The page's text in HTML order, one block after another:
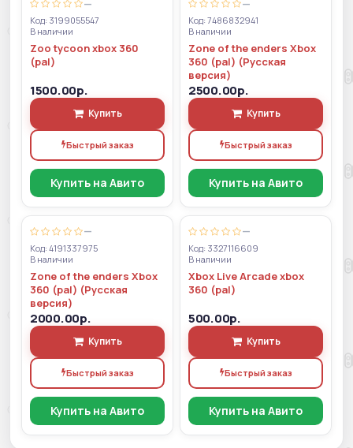
—
Код: 3199055547
В наличии
Zoo tycoon xbox 360
(pal)
1500.00р.
Купить
Быстрый заказ
Купить на Авито
—
Код: 7486832941
В наличии
Zone of the enders Xbox
360 (pal) (Русская
версия)
2500.00р.
Купить
Быстрый заказ
Купить на Авито
—
Код: 4191337975
В наличии
Zone of the enders Xbox
360 (pal) (Русская
версия)
2000.00р.
Купить
Быстрый заказ
Купить на Авито
—
Код: 3327116609
В наличии
Xbox Live Arcade xbox
360 (pal)
500.00р.
Купить
Быстрый заказ
Купить на Авито